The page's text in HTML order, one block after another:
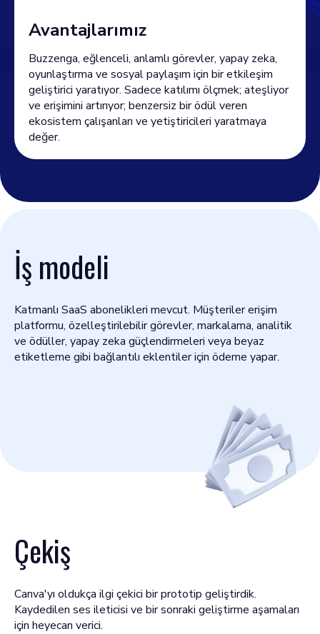
Avantajlarımız
Buzzenga, eğlenceli, anlamlı görevler, yapay zeka,
oyunlaştırma ve sosyal paylaşım için bir etkileşim
geliştirici yaratıyor. Sadece katılımı ölçmek; ateşliyor
ve erişimini artırıyor; benzersiz bir ödül veren
ekosistem çalışanları ve yetiştiricileri yaratmaya
değer.
İş modeli
Katmanlı SaaS abonelikleri mevcut. Müşteriler erişim
platformu, özelleştirilebilir görevler, markalama, analitik
ve ödüller, yapay zeka güçlendirmeleri veya beyaz
etiketleme gibi bağlantılı eklentiler için ödeme yapar.
Çekiş
Canva'yı oldukça ilgi çekici bir prototip geliştirdik.
Kaydedilen ses ileticisi ve bir sonraki geliştirme aşamaları
için heyecan verici.